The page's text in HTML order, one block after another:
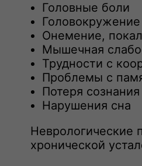
Головные боли
Онемение,
Мышечная
Трудности с
Проблемы с
Потеря сознания
Нарушения сна
Неврологические
хронической